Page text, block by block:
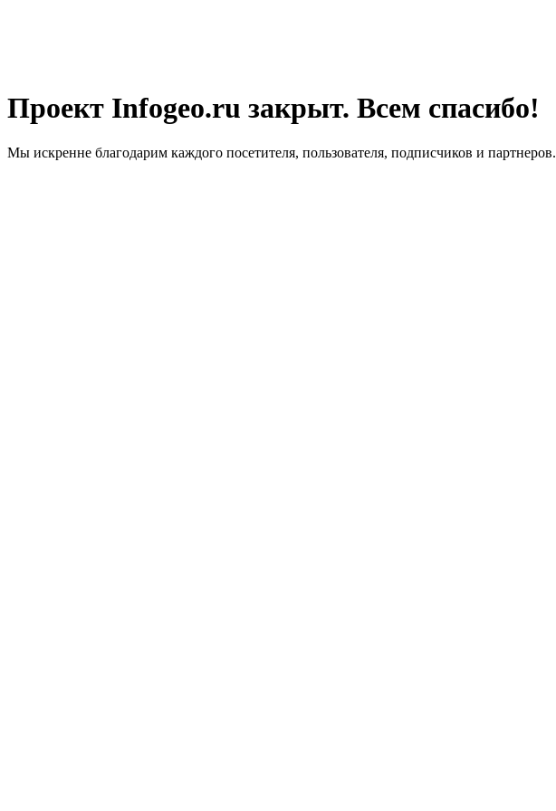
Проект Infogeo.ru закрыт. Всем спасибо!
Мы искренне благодарим каждого посетителя, пользователя, подписчиков и партнеров.